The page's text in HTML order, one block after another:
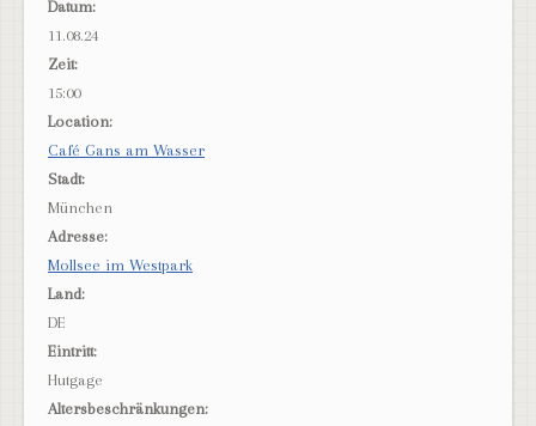
Datum:
11.08.24
Zeit:
15:00
Location:
Café Gans am Wasser
Stadt:
München
Adresse:
Mollsee im Westpark
Land:
DE
Eintritt:
Hutgage
Altersbeschränkungen: